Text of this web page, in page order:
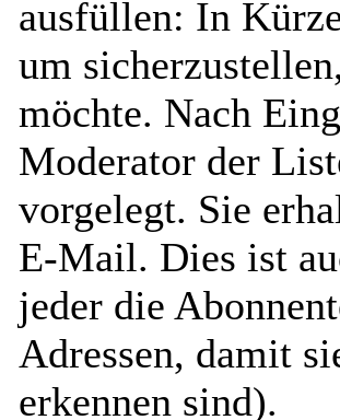
ausfüllen: In
um
möchte. Nach
Moderator der
vorgelegt. Sie
E-Mail. Dies ist
jeder die
Adressen, damit
erkennen sind).